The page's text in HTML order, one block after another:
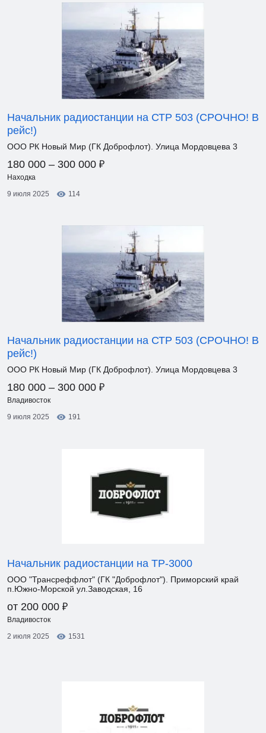
Начальник радиостанции на СТР 503 (СРОЧНО! В
рейс!)
ООО РК Новый Мир (ГК Доброфлот). Улица Мордовцева 3
180 000 – 300 000 ₽
Находка
9 июля 2025
114
Начальник радиостанции на СТР 503 (СРОЧНО! В
рейс!)
ООО РК Новый Мир (ГК Доброфлот). Улица Мордовцева 3
180 000 – 300 000 ₽
Владивосток
9 июля 2025
191
Начальник радиостанции на ТР-3000
ООО "Трансреффлот" (ГК "Доброфлот"). Приморский край
п.Южно-Морской ул.Заводская, 16
от 200 000 ₽
Владивосток
2 июля 2025
1531